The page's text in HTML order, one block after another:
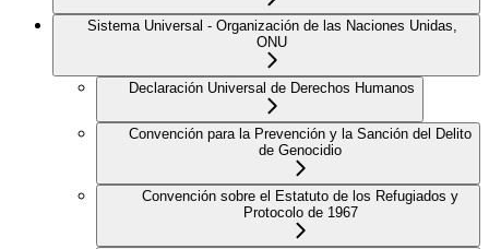
Sistema Universal - Organización de las Naciones Unidas,
ONU
Declaración Universal de Derechos Humanos
Convención para la Prevención y la Sanción del Delito
de Genocidio
Convención sobre el Estatuto de los Refugiados y
Protocolo de 1967